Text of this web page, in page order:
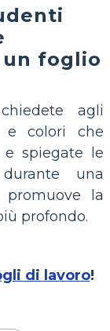
foglio
agli
e colori che
e spiegate le
una
promuove la
profondo.
di lavoro!